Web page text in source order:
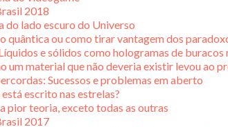
2018
do lado escuro do Universo
quântica ou como tirar vantagem dos
e sólidos como hologramas de buracos
um material que não deveria existir levou ao
Sucessos e problemas em aberto
escrito nas estrelas?
pior teoria, exceto todas as outras
2017